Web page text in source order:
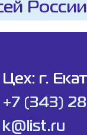
Цех: г.
+7 (343)
k@list.ru